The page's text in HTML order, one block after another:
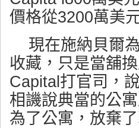
價格從3200萬美
現在施納貝爾
收藏，只是當舖
Capital打官司，
相譏說典當的公
為了公寓，放棄了